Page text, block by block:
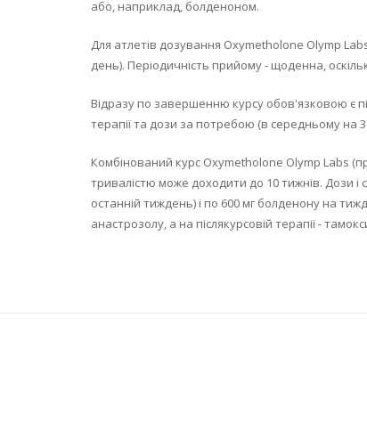
або, наприклад, болденоном.
Для атлетів дозування Oxymetholone Olymp
день). Періодичність прийому - щоденна,
Відразу по завершенню курсу обов'язковою є
терапії та дози за потребою (в середньому на
Комбінований курс Oxymetholone Olymp Labs
тривалістю може доходити до 10 тижнів. Дози
останній тиждень) і по 600 мг болденону на
анастрозолу, а на післякурсовій терапії -